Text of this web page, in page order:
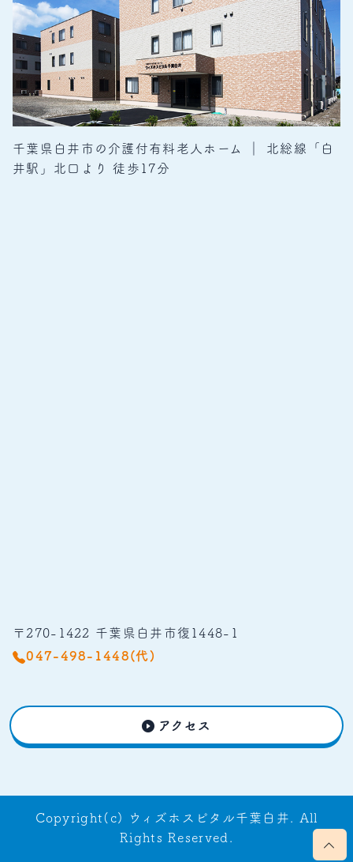
千葉県白井市の介護付有料老人ホーム ｜ 北総線「白
井駅」北口より 徒歩17分
〒270-1422 千葉県白井市復1448-1
047-498-1448(代)
アクセス
Copyright(c) ウィズホスピタル千葉白井. All
Rights Reserved.